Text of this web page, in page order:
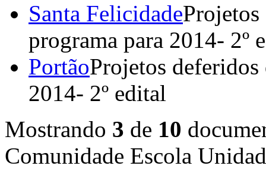
Santa FelicidadeProjetos
programa para 2014- 2º
PortãoProjetos deferidos
2014- 2º edital
Mostrando 3 de 10
Comunidade Escola